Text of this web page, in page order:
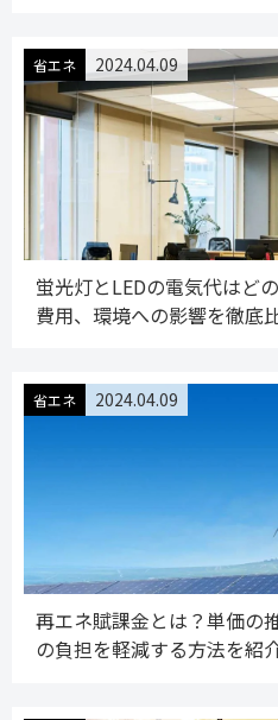
省エネ 2024.04.09
蛍光灯とLEDの電気代はど
費用、環境への影響を徹底
省エネ 2024.04.09
再エネ賦課金とは？単価の
の負担を軽減する方法を紹